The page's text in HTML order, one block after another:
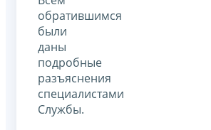
обратившимся
были
даны
подробные
разъяснения
специалистами
Службы.